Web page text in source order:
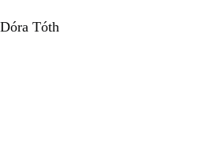
Dóra Tóth